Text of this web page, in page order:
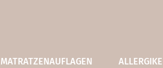
MATRATZENAUFLAGEN